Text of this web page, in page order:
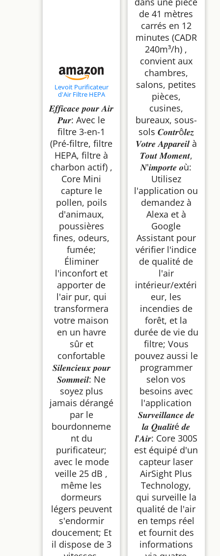
Levoit Purificateur
d'Air Filtre HEPA
Silencieux Blanc
𝑬𝒇𝒇𝒊𝒄𝒂𝒄𝒆 𝒑𝒐𝒖𝒓 𝑨𝒊𝒓
𝑷𝒖𝒓: Avec le
filtre 3-en-1
(Pré-filtre, filtre
HEPA, filtre à
charbon actif) ,
Core Mini
capture le
pollen, poils
d'animaux,
poussières
fines, odeurs,
fumée;
Éliminer
l'inconfort et
apporter de
l'air pur, qui
transformera
votre maison
en un havre
sûr et
confortable
𝑺𝒊𝒍𝒆𝒏𝒄𝒊𝒆𝒖𝒙 𝒑𝒐𝒖𝒓
𝑺𝒐𝒎𝒎𝒆𝒊𝒍: Ne
soyez plus
jamais dérangé
par le
bourdonneme
nt du
purificateur;
avec le mode
veille 25 dB ,
même les
dormeurs
légers peuvent
s'endormir
doucement; Et
il dispose de 3
de 41 mètres
carrés en 12
minutes (CADR
240m³/h) ,
convient aux
chambres,
salons, petites
pièces,
cusines,
bureaux, sous-
sols 𝑪𝒐𝒏𝒕𝒓ô𝒍𝒆𝒛
𝑽𝒐𝒕𝒓𝒆 𝑨𝒑𝒑𝒂𝒓𝒆𝒊𝒍 à
𝑻𝒐𝒖𝒕 𝑴𝒐𝒎𝒆𝒏𝒕,
𝑵'𝒊𝒎𝒑𝒐𝒓𝒕𝒆 𝒐ù:
Utilisez
l'application ou
demandez à
Alexa et à
Google
Assistant pour
vérifier l'indice
de qualité de
l'air
intérieur/extéri
eur, les
incendies de
forêt, et la
durée de vie du
filtre; Vous
pouvez aussi le
programmer
selon vos
besoins avec
l'application
𝑺𝒖𝒓𝒗𝒆𝒊𝒍𝒍𝒂𝒏𝒄𝒆 𝒅𝒆
𝒍𝒂 𝑸𝒖𝒂𝒍𝒊𝒕é 𝒅𝒆
𝒍'𝑨𝒊𝒓: Core 300S
est équipé d'un
capteur laser
AirSight Plus
Technology,
qui surveille la
qualité de l'air
en temps réel
et fournit des
informations